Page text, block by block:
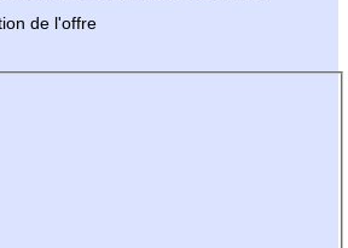
de l'offre